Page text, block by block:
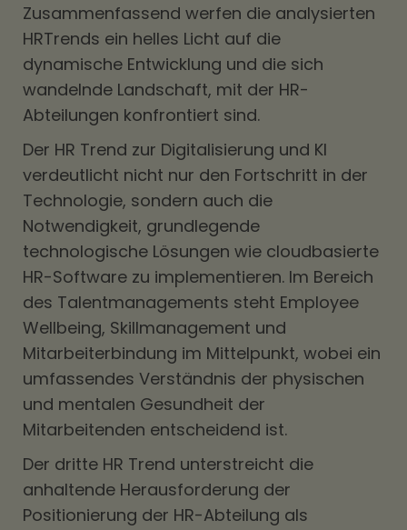
Zusammenfassend werfen die analysierten
HRTrends ein helles Licht auf die
dynamische Entwicklung und die sich
wandelnde Landschaft, mit der HR-
Abteilungen konfrontiert sind.
Der HR Trend zur Digitalisierung und KI
verdeutlicht nicht nur den Fortschritt in der
Technologie, sondern auch die
Notwendigkeit, grundlegende
technologische Lösungen wie cloudbasierte
HR-Software zu implementieren. Im Bereich
des Talentmanagements steht Employee
Wellbeing, Skillmanagement und
Mitarbeiterbindung im Mittelpunkt, wobei ein
umfassendes Verständnis der physischen
und mentalen Gesundheit der
Mitarbeitenden entscheidend ist.
Der dritte HR Trend unterstreicht die
anhaltende Herausforderung der
Positionierung der HR-Abteilung als